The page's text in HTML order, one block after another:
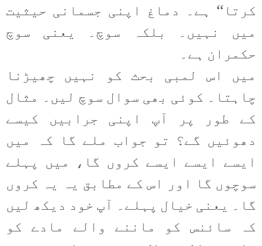
کرتا‘‘ ہے۔ دماغ اپنی جسمانی حیثیت
میں نہیں۔ بلکہ سوچ۔ یعنی سوچ
حکمران ہے۔
میں اس لمبی بحث کو نہیں چھیڑنا
چاہتا۔ کوئی بھی سوال سوچ لیں۔ مثال
کے طور پر آپ اپنی جرابیں کیسے
دھوئیں گے؟ تو جواب ملے گا کہ میں
ایسے ایسے ایسے کروں گا، میں پہلے
سوچوں گا اور اس کے مطابق یہ یہ کروں
گا۔ یعنی خیال پہلے۔ آپ خود دیکھ لیں
کہ سائنس کو ماننے والے مادے کو